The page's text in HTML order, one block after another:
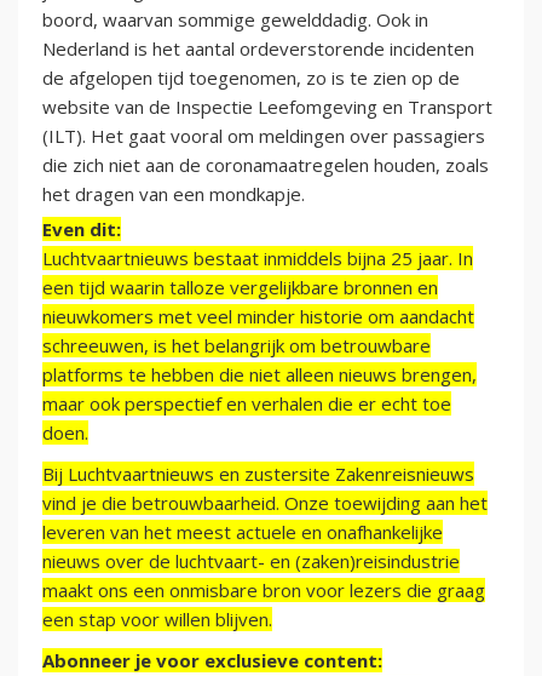
boord, waarvan sommige gewelddadig. Ook in
Nederland is het aantal ordeverstorende incidenten
de afgelopen tijd toegenomen, zo is te zien op de
website van de Inspectie Leefomgeving en Transport
(ILT). Het gaat vooral om meldingen over passagiers
die zich niet aan de coronamaatregelen houden, zoals
het dragen van een mondkapje.
Even dit:
Luchtvaartnieuws bestaat inmiddels bijna 25 jaar. In
een tijd waarin talloze vergelijkbare bronnen en
nieuwkomers met veel minder historie om aandacht
schreeuwen, is het belangrijk om betrouwbare
platforms te hebben die niet alleen nieuws brengen,
maar ook perspectief en verhalen die er echt toe
doen.
Bij Luchtvaartnieuws en zustersite Zakenreisnieuws
vind je die betrouwbaarheid. Onze toewijding aan het
leveren van het meest actuele en onafhankelijke
nieuws over de luchtvaart- en (zaken)reisindustrie
maakt ons een onmisbare bron voor lezers die graag
een stap voor willen blijven.
Abonneer je voor exclusieve content: